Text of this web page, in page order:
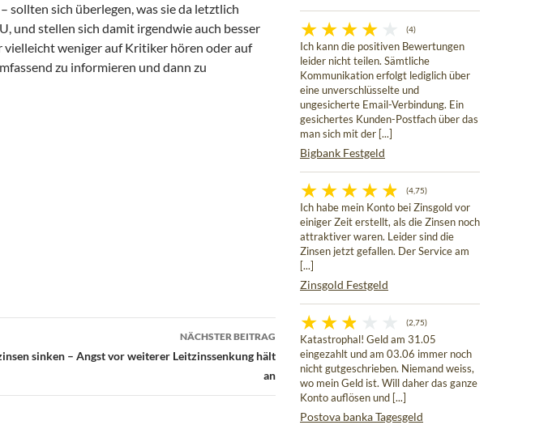
sollten sich überlegen, was sie da letztlich
und stellen sich damit irgendwie auch besser
vielleicht weniger auf Kritiker hören oder auf
zu informieren und dann zu
NÄCHSTER BEITRAG
sinken – Angst vor weiterer Leitzinssenkung hält
an
(4)
Ich kann die positiven Bewertungen
leider nicht teilen. Sämtliche
Kommunikation erfolgt lediglich über
eine unverschlüsselte und
ungesicherte Email-Verbindung. Ein
gesichertes Kunden-Postfach über das
man sich mit der [...]
Bigbank Festgeld
(4,75)
Ich habe mein Konto bei Zinsgold vor
einiger Zeit erstellt, als die Zinsen noch
attraktiver waren. Leider sind die
Zinsen jetzt gefallen. Der Service am
[...]
Zinsgold Festgeld
(2,75)
Katastrophal! Geld am 31.05
eingezahlt und am 03.06 immer noch
nicht gutgeschrieben. Niemand weiss,
wo mein Geld ist. Will daher das ganze
Konto auflösen und [...]
Postova banka Tagesgeld